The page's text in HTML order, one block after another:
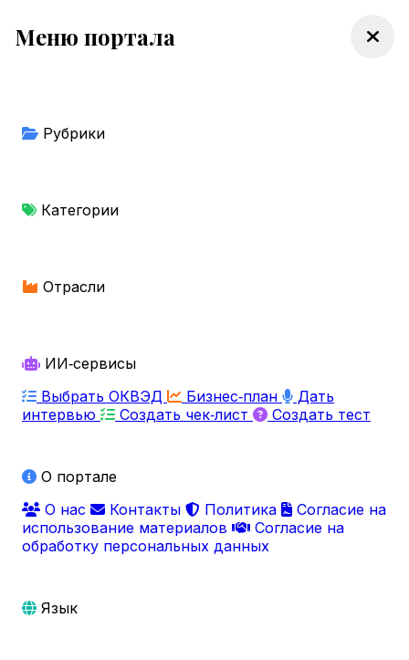
Меню портала
Рубрики
Категории
Отрасли
ИИ‑сервисы
Выбрать ОКВЭД
Бизнес‑план
Дать
интервью
Создать чек‑лист Создать тест
О портале
О нас
Контакты Политика
Согласие на
использование материалов
Согласие на
обработку персональных данных
Язык